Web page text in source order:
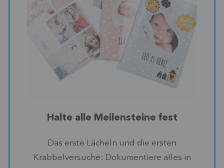
Halte alle Meilensteine fest
Das erste Lächeln und die ersten
Krabbelversuche: Dokumentiere alles in